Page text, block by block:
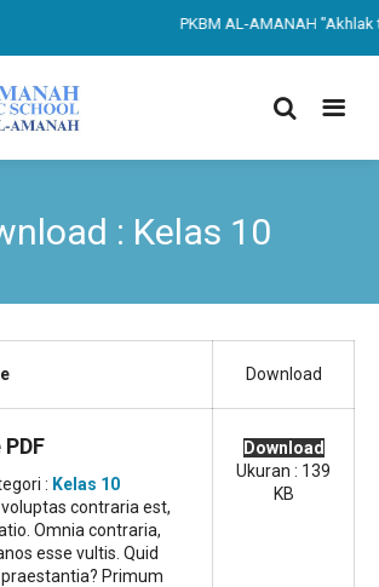
PKBM AL-AMANAH
: Kelas 10
Download
: Kelas 10
contraria est,
Omnia contraria,
esse vultis. Quid
Primum
Download
Ukuran : 139
KB